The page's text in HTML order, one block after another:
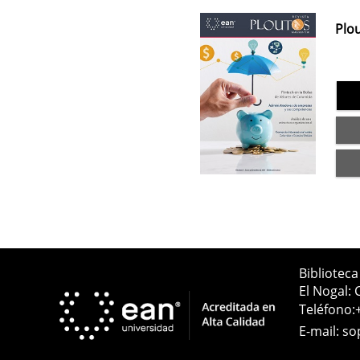
El Nogal:
Teléfono:
E-mail: